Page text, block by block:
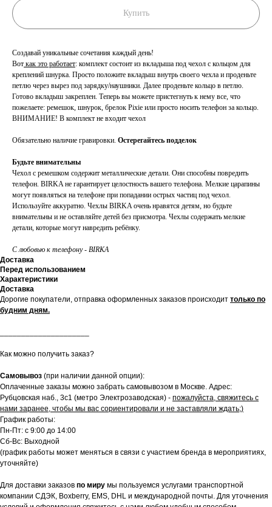
Купить
Создавай уникальные сочетания каждый день!
Вот как это работает: комплект состоит из вкладыша под чехол с кольцом для
креплений шнурка. Просто положите вкладыш внутрь своего чехла и проденьте
петлю через вырез под зарядку/наушники. Далее проденьте кольцо в петлю.
Готово вкладыш закреплен. Теперь вы можете пристегнуть к нему все, что
пожелаете: ремешок, шнурок, брелок Pixie или просто носить телефон за кольцо.
ВНИМАНИЕ! В комплект не входит чехол
Обязательно наличие гравировки. Остерегайтесь подделок
Будьте внимательны
Чехол с ремешком содержит металлические детали. Они способны повредить
телефон. BIRKA не гарантирует целостность вашего телефона. Мелкие царапины
могут появляться на телефоне при попадании острых частиц под чехол.
Используйте аккуратно. Чехлы BIRKA очень нравятся детям, но будьте
внимательны и не оставляйте детей без присмотра. Чехлы содержать мелкие
детали, которые могут навредить ребёнку.
С любовью к телефону - BIRKA
Доставка
Перед использованием
Характеристики
Доставка
Дорогие покупатели, отправка оформленных заказов происходит только по
будним дням.
Как можно получить заказ?
Самовывоз (при наличии данной опции):
Оплаченные заказы можно забрать самовывозом в Москве. Адрес:
Рубцовская наб., 3с1 (метро Электрозаводская) - пожалуйста, свяжитесь с
нами заранее, чтобы мы вас сориентировали и не заставляли ждать;)
График работы:
Пн-Пт: с 9:00 до 14:00
Сб-Вс: Выходной
(график работы может меняться в связи с участием бренда в мероприятиях,
уточняйте)
Для доставки заказов по миру мы пользуемся услугами транспортной
компании СДЭК, Boxberry, EMS, DHL и международной почты. Для уточнения